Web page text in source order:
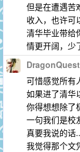
但是在遭遇苦
收入，也许可
清华毕业带给
情更开阔，少
可惜感觉所有
如果进了清华
你得想想除了
一句我们是校
真要我说的话
我觉得那个文